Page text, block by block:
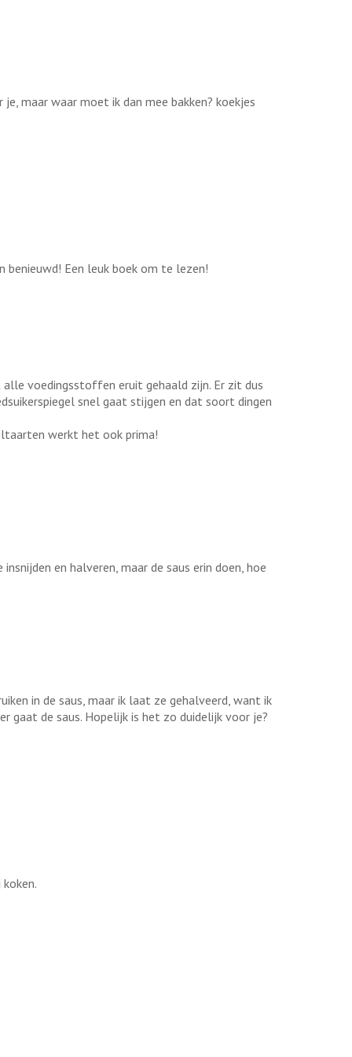
maar waar moet ik dan mee bakken? koekjes
benieuwd! Een leuk boek om te lezen!
voedingsstoffen eruit gehaald zijn. Er zit dus
snel gaat stijgen en dat soort dingen
werkt het ook prima!
en halveren, maar de saus erin doen, hoe
in de saus, maar ik laat ze gehalveerd, want ik
gaat de saus. Hopelijk is het zo duidelijk voor je?